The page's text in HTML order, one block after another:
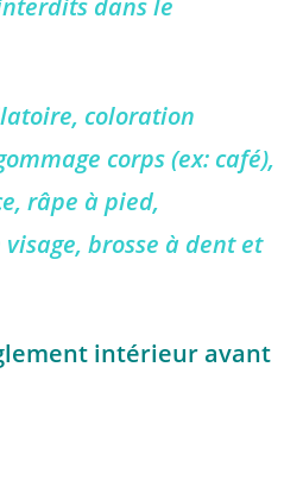
dans le
coloration
corps (ex: café),
râpe à pied,
brosse à dent et
intérieur avant